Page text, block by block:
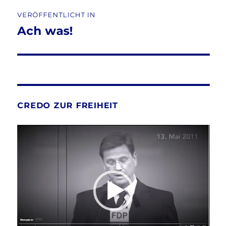
VERÖFFENTLICHT IN
Ach was!
CREDO ZUR FREIHEIT